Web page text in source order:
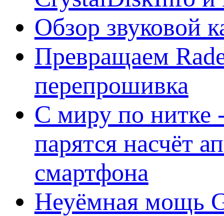
Обзор звуковой
Превращаем
перепрошивка
С миру по нитке
парятся насчёт
смартфона
Неуёмная мощь